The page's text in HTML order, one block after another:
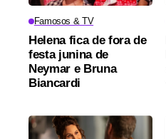
Famosos & TV
Helena fica de fora de
festa junina de
Neymar e Bruna
Biancardi